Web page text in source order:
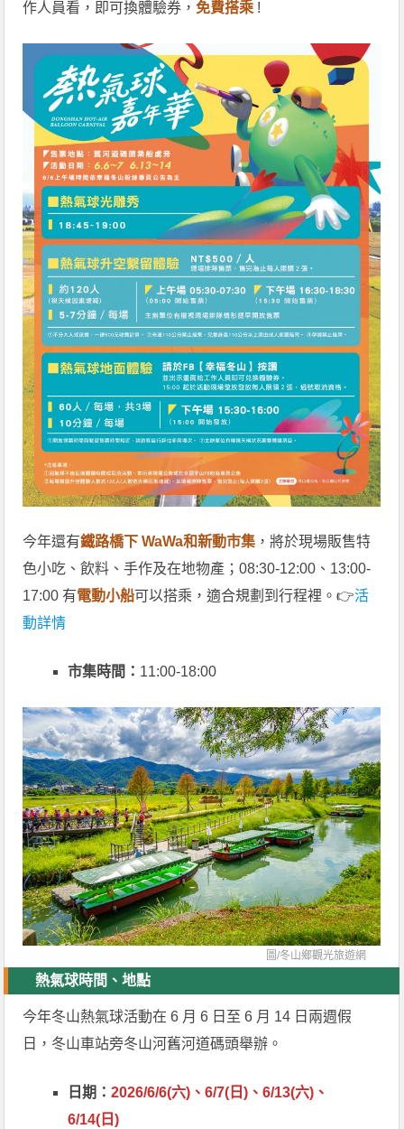
作人員看，即可換體驗券，免費搭乘 !
今年還有鐵路橋下 WaWa和新動市集 ，將於現場販售特
色小吃、飲料、手作及在地物產；08:30-12:00、13:00-
17:00 有電動小船可以搭乘，適合規劃到行程裡。👉活
動詳情
市集時間： 11:00-18:00
圖/冬山鄉觀光旅遊網
熱氣球時間、地點
今年冬山熱氣球活動在 6 月 6 日至 6 月 14 日兩週假
日，冬山車站旁冬山河舊河道碼頭舉辦。
日期：2026/6/6(六)、6/7(日)、6/13(六)、
6/14(日)